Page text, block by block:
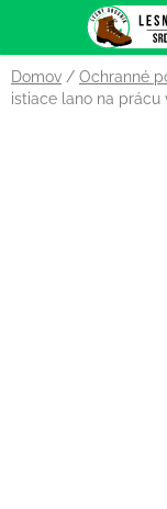
obsah
Domov / Ochranné
istiace lano na prácu